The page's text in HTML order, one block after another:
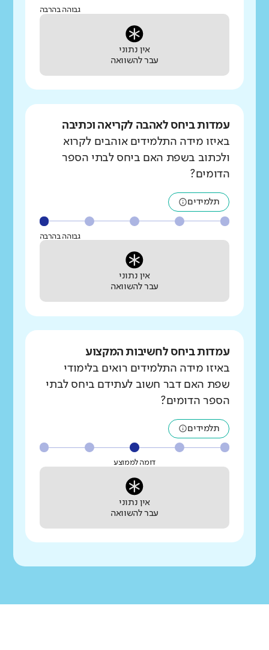
גבוהה בהרבה
אין נתוני
עבר להשוואה
עמדות ביחס לאהבה לקריאה וכתיבה
באיזו מידה התלמידים אוהבים לקרוא
ולכתוב בשפת האם ביחס לבתי הספר
הדומים?
תלמידים
גבוהה בהרבה
אין נתוני
עבר להשוואה
עמדות ביחס לחשיבות המקצוע
באיזו מידה התלמידים רואים בלימודי
שפת האם דבר חשוב לעתידם ביחס לבתי
הספר הדומים?
תלמידים
דומה לממוצע
אין נתוני
עבר להשוואה